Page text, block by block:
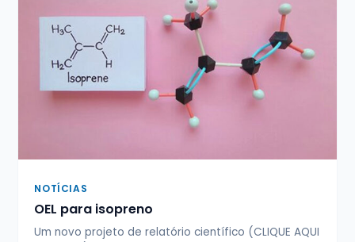
NOTÍCIAS
OEL para isopreno
Um novo projeto de relatório científico (CLIQUE AQUI